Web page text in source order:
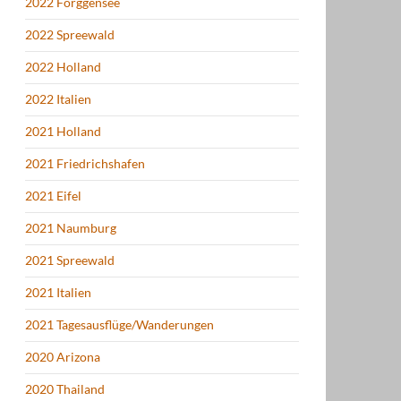
2022 Spreewald
2022 Holland
2022 Italien
2021 Holland
2021 Friedrichshafen
2021 Eifel
2021 Naumburg
2021 Spreewald
2021 Italien
2021 Tagesausflüge/Wanderungen
2020 Arizona
2020 Thailand